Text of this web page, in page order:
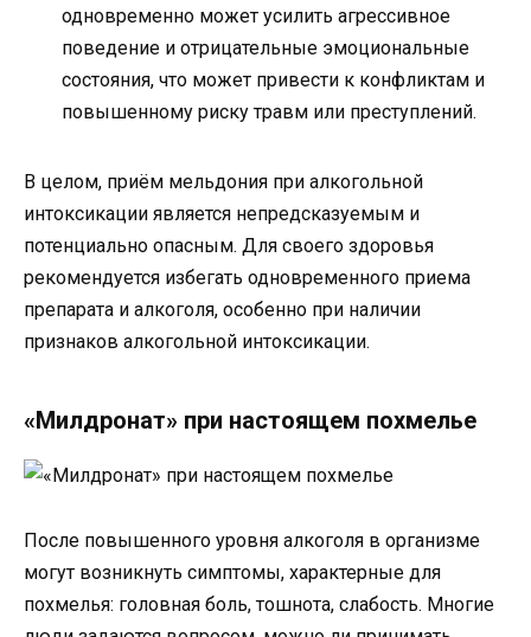
одновременно может усилить агрессивное
поведение и отрицательные эмоциональные
состояния, что может привести к конфликтам и
повышенному риску травм или преступлений.
В целом, приём мельдония при алкогольной
интоксикации является непредсказуемым и
потенциально опасным. Для своего здоровья
рекомендуется избегать одновременного приема
препарата и алкоголя, особенно при наличии
признаков алкогольной интоксикации.
«Милдронат» при настоящем похмелье
После повышенного уровня алкоголя в организме
могут возникнуть симптомы, характерные для
похмелья: головная боль, тошнота, слабость. Многие